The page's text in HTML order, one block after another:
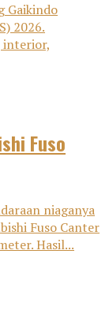
Gaikindo
2026.
interior,
Fuso
niaganya
Fuso Canter
Hasil...